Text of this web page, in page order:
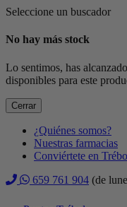
Seleccione un buscador
No hay más stock
Lo sentimos, has
disponibles para este
Cerrar
¿Quiénes somos?
Nuestras farmacias
Conviértete en
659 761 904 (de